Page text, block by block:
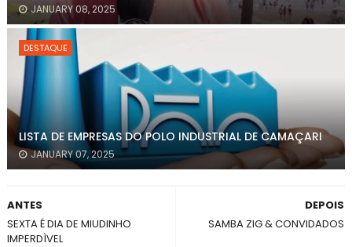
JANUARY 08, 2025
DESTAQUE
LISTA DE EMPRESAS DO POLO INDUSTRIAL DE CAMAÇARI
JANUARY 07, 2025
DEPOIS
SAMBA ZIG & CONVIDADOS
ANTES
SEXTA É DIA DE MIUDINHO
IMPERDÌVEL